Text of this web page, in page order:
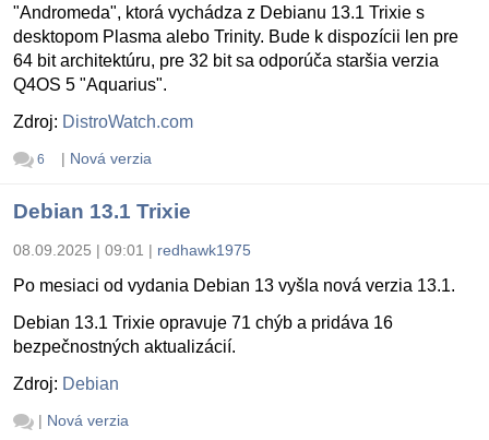
"Andromeda", ktorá vychádza z Debianu 13.1 Trixie s
desktopom Plasma alebo Trinity. Bude k dispozícii len pre
64 bit architektúru, pre 32 bit sa odporúča staršia verzia
Q4OS 5 "Aquarius".
Zdroj: DistroWatch.com
6 | Nová verzia
Debian 13.1 Trixie
08.09.2025 | 09:01 | redhawk1975
Po mesiaci od vydania Debian 13 vyšla nová verzia 13.1.
Debian 13.1 Trixie opravuje 71 chýb a pridáva 16
bezpečnostných aktualizácií.
Zdroj: Debian
| Nová verzia